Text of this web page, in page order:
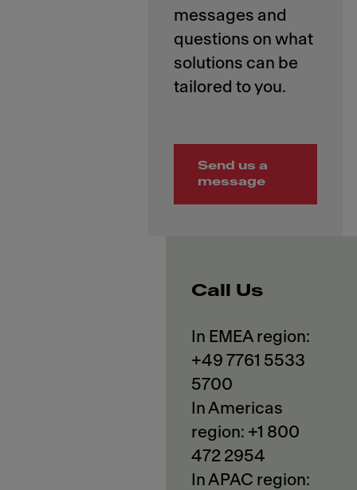
messages and
questions on what
solutions can be
Send us a
message
Call Us
In EMEA region:
+49 7761 5533
5700
In Americas
region: +1 800
472 2954
In APAC region: